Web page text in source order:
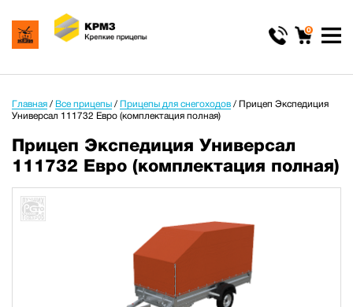
0
Главная / Все прицепы / Прицепы для снегоходов / Прицеп Экспедиция
Универсал 111732 Евро (комплектация полная)
Прицеп Экспедиция Универсал
111732 Евро (комплектация полная)